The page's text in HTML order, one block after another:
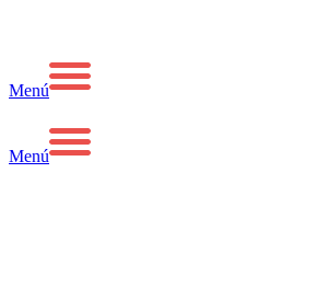
Menú
Menú